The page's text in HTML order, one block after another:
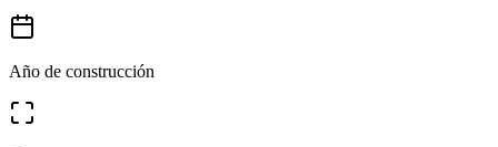
Año de construcción